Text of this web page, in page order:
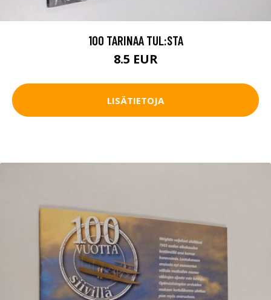
100 TARINAA TUL:STA
8.5 EUR
LISÄTIETOJA